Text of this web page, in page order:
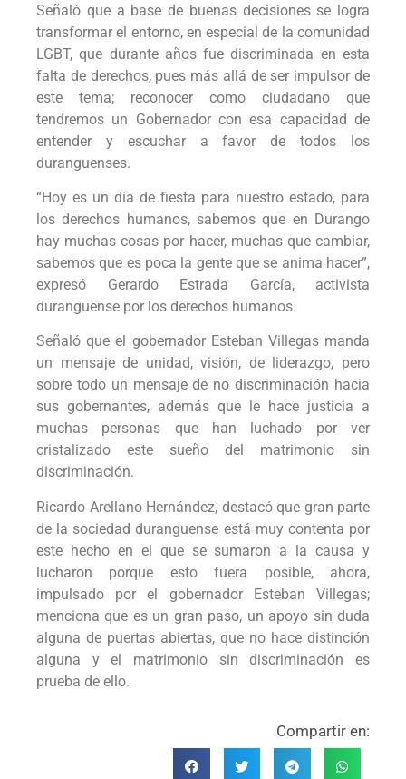
Señaló que a base de buenas decisiones se logra
transformar el entorno, en especial de la comunidad
LGBT, que durante años fue discriminada en esta
falta de derechos, pues más allá de ser impulsor de
este tema; reconocer como ciudadano que
tendremos un Gobernador con esa capacidad de
entender y escuchar a favor de todos los
duranguenses.
“Hoy es un día de fiesta para nuestro estado, para
los derechos humanos, sabemos que en Durango
hay muchas cosas por hacer, muchas que cambiar,
sabemos que es poca la gente que se anima hacer”,
expresó Gerardo Estrada García, activista
duranguense por los derechos humanos.
Señaló que el gobernador Esteban Villegas manda
un mensaje de unidad, visión, de liderazgo, pero
sobre todo un mensaje de no discriminación hacia
sus gobernantes, además que le hace justicia a
muchas personas que han luchado por ver
cristalizado este sueño del matrimonio sin
discriminación.
Ricardo Arellano Hernández, destacó que gran parte
de la sociedad duranguense está muy contenta por
este hecho en el que se sumaron a la causa y
lucharon porque esto fuera posible, ahora,
impulsado por el gobernador Esteban Villegas;
menciona que es un gran paso, un apoyo sin duda
alguna de puertas abiertas, que no hace distinción
alguna y el matrimonio sin discriminación es
prueba de ello.
Compartir en: